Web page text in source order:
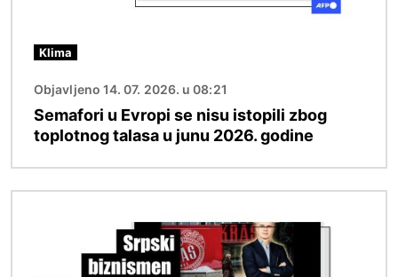
Klima
Objavljeno 14. 07. 2026. u 08:21
Semafori u Evropi se nisu istopili zbog
toplotnog talasa u junu 2026. godine